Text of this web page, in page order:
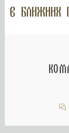
в Ближних